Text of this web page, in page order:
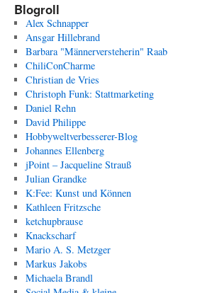
Blogroll
Alex Schnapper
Ansgar Hillebrand
Barbara "Männerversteherin" Raab
ChiliConCharme
Christian de Vries
Christoph Funk: Stattmarketing
Daniel Rehn
David Philippe
Hobbyweltverbesserer-Blog
Johannes Ellenberg
jPoint – Jacqueline Strauß
Julian Grandke
K:Fee: Kunst und Können
Kathleen Fritzsche
ketchupbrause
Knackscharf
Mario A. S. Metzger
Markus Jakobs
Michaela Brandl